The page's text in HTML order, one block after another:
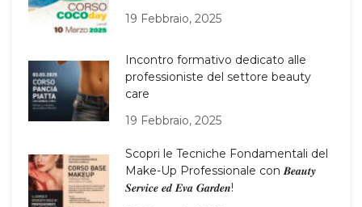
19 Febbraio, 2025
Incontro formativo dedicato alle
professioniste del settore beauty
care
19 Febbraio, 2025
Scopri le Tecniche Fondamentali del
Make-Up Professionale con 𝑩𝒆𝒂𝒖𝒕𝒚
𝑺𝒆𝒓𝒗𝒊𝒄𝒆 𝒆𝒅 𝑬𝒗𝒂 𝑮𝒂𝒓𝒅𝒆𝒏!